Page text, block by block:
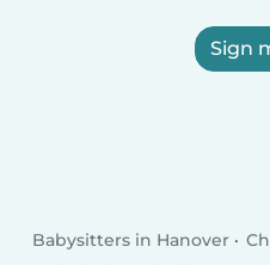
Sign
Babysitters in Hanover